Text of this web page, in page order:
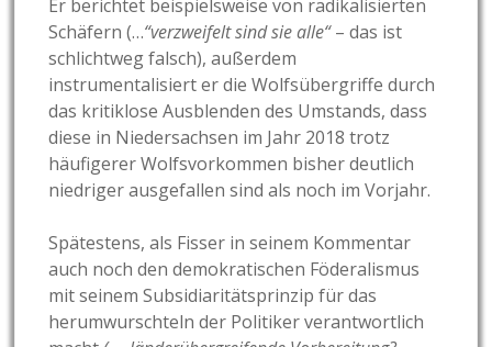
Er berichtet beispielsweise von radikalisierten
Schäfern (…“verzweifelt sind sie alle“– das ist
schlichtweg falsch), außerdem
instrumentalisiert er die Wolfsübergriffe durch
das kritiklose Ausblenden des Umstands, dass
diese in Niedersachsen im Jahr 2018 trotz
häufigerer Wolfsvorkommen bisher deutlich
niedriger ausgefallen sind als noch im Vorjahr.
Spätestens, als Fisser in seinem Kommentar
auch noch den demokratischen Föderalismus
mit seinem Subsidiaritätsprinzip für das
herumwurschteln der Politiker verantwortlich